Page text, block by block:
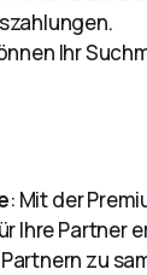
Ihr
: Mit der
Partner
zu